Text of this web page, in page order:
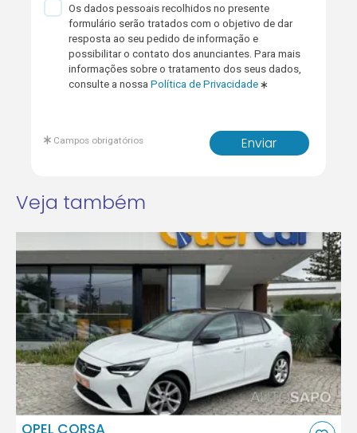
Os dados pessoais recolhidos no presente
formulário serão tratados com o objetivo de dar
resposta ao seu pedido de informação e
possibilitar o contato dos anunciantes. Para mais
informações sobre o tratamento dos seus dados,
consulte a nossaPolítica de Privacidade
Enviar
Campos obrigatórios
Veja também